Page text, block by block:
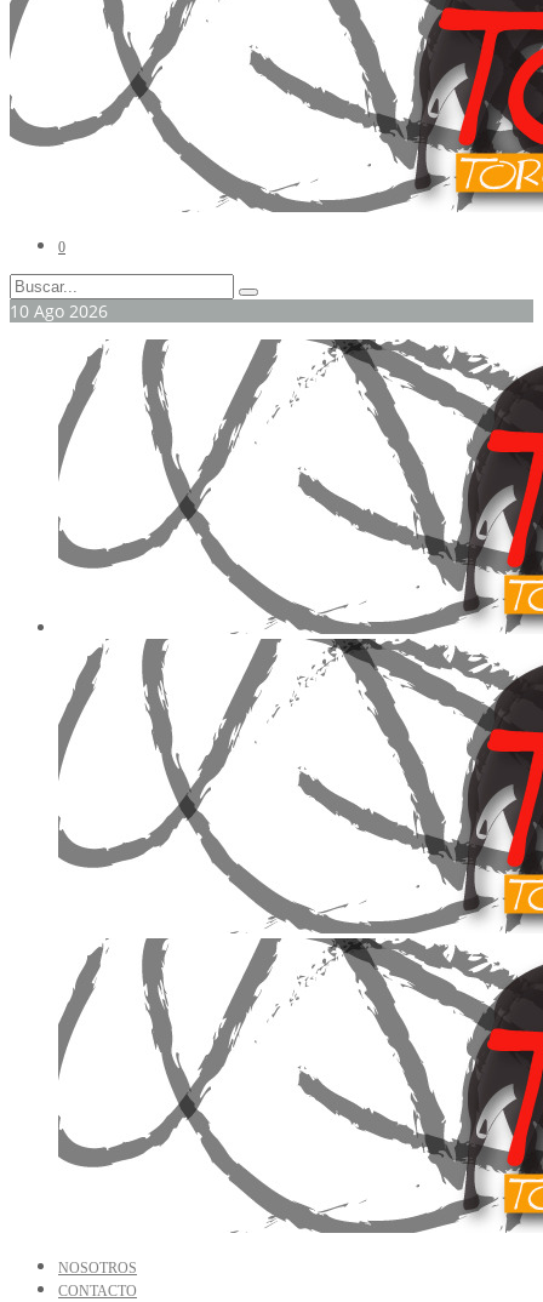
0
10 Ago 2026
NOSOTROS
CONTACTO